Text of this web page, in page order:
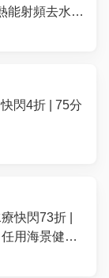
能射頻去水腫
咀
閃4折 | 75分
快閃73折 |
用海景健身